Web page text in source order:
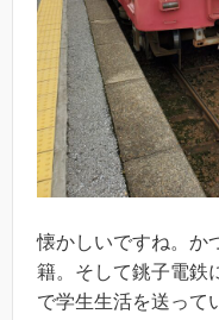
懐かしいですね。か
籍。そして銚子電鉄
で学生生活を送って